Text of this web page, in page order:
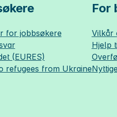
for jobbsøkere
(EURES)
refugees from Ukraine
For
Vilkår
Hjelp